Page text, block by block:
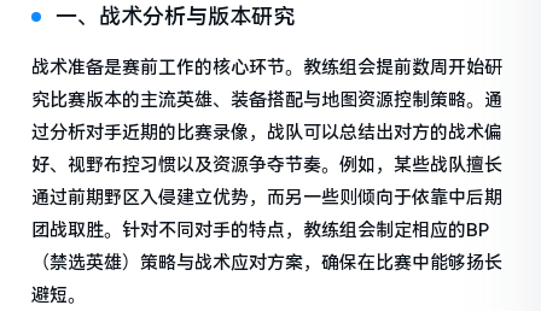
一、战术分析与版本研究
战术准备是赛前工作的核心环节。教练组会提前数周开始研
究比赛版本的主流英雄、装备搭配与地图资源控制策略。通
过分析对手近期的比赛录像，战队可以总结出对方的战术偏
好、视野布控习惯以及资源争夺节奏。例如，某些战队擅长
通过前期野区入侵建立优势，而另一些则倾向于依靠中后期
团战取胜。针对不同对手的特点，教练组会制定相应的BP
（禁选英雄）策略与战术应对方案，确保在比赛中能够扬长
避短。